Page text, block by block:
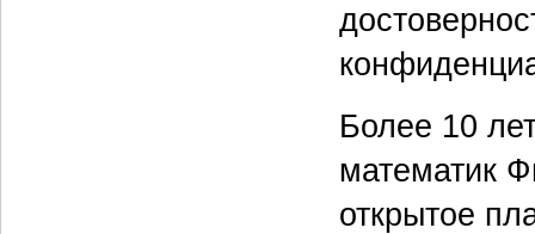
Более 10
математик
открытое